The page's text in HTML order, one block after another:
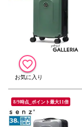
8/9時点_ポイント最大11倍